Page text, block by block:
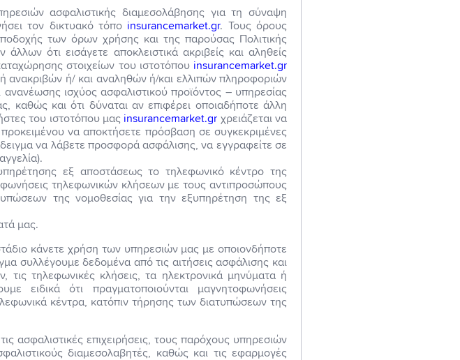
ασφαλιστικής διαμεσολάβησης για τη σύναψη
τον δικτυακό τόπο insurancemarket.gr. Τους όρους
των όρων χρήσης και της παρούσας Πολιτικής
ότι εισάγετε αποκλειστικά ακριβείς και αληθείς
στοιχείων του ιστοτόπου insurancemarket.gr
ανακριβών ή/ και αναληθών ή/και ελλιπών πληροφοριών
ισχύος ασφαλιστικού προϊόντος – υπηρεσίας
καθώς και ότι δύναται αν επιφέρει οποιαδήποτε άλλη
του ιστοτόπου μας insurancemarket.gr χρειάζεται να
να αποκτήσετε πρόσβαση σε συγκεκριμένες
να λάβετε προσφορά ασφάλισης, να εγγραφείτε σε
εξ αποστάσεως το τηλεφωνικό κέντρο της
τηλεφωνικών κλήσεων με τους αντιπροσώπους
της νομοθεσίας για την εξυπηρέτηση της εξ
μας.
κάνετε χρήση των υπηρεσιών μας με οποιονδήποτε
συλλέγουμε δεδομένα από τις αιτήσεις ασφάλισης και
τις τηλεφωνικές κλήσεις, τα ηλεκτρονικά μηνύματα ή
ειδικά ότι πραγματοποιούνται μαγνητοφωνήσεις
κέντρα, κατόπιν τήρησης των διατυπώσεων της
ασφαλιστικές επιχειρήσεις, τους παρόχους υπηρεσιών
διαμεσολαβητές, καθώς και τις εφαρμογές